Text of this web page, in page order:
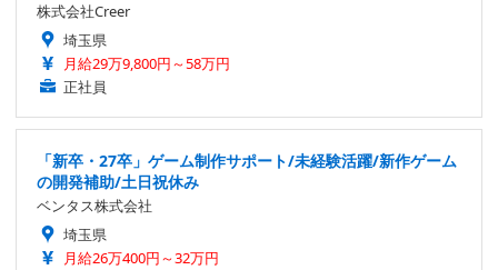
株式会社Creer
埼玉県
月給29万9,800円～58万円
正社員
「新卒・27卒」ゲーム制作サポート/未経験活躍/新作ゲーム
の開発補助/土日祝休み
ベンタス株式会社
埼玉県
月給26万400円～32万円